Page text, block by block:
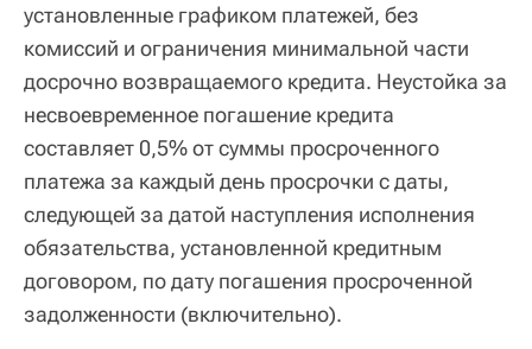
установленные графиком платежей, без
комиссий и ограничения минимальной части
досрочно возвращаемого кредита. Неустойка за
несвоевременное погашение кредита
составляет 0,5% от суммы просроченного
платежа за каждый день просрочки с даты,
следующей за датой наступления исполнения
обязательства, установленной кредитным
договором, по дату погашения просроченной
задолженности (включительно).